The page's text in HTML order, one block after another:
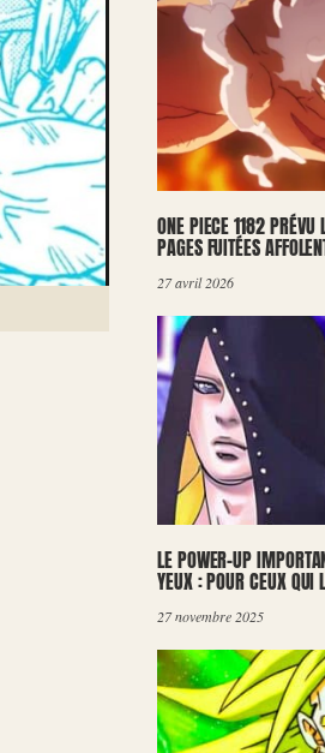
ONE PIECE 1182
PAGES FUITÉES
27 avril 2026
LE POWER-UP
YEUX : POUR CEUX QUI
27 novembre 2025